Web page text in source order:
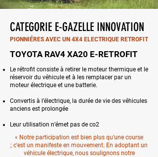
CATEGORIE E-GAZELLE INNOVATION
PIONNIÉRES AVEC UN 4X4 ELECTRIQUE RETROFIT
TOYOTA RAV4 XA20 E-RETROFIT
Le rétrofit consiste à retirer le moteur thermique et le
réservoir du véhicule et à les remplacer par un
moteur électrique et une batterie.​
Convertis à l’électrique, la durée de vie des véhicules
anciens est prolongée​
Leur utilisation n’émet pas de co2
« ​Notre participation est bien plus qu'une course
; c'est un manifeste en mouvement. En adoptant un
véhicule électrique, nous soulignons notre